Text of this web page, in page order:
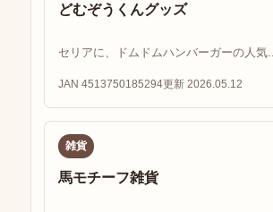
どむぞうくんグッズ
セリアに、ドムドムハンバーガーの人気...
JAN 4513750185294更新 2026.05.12
雑貨
馬モチーフ雑貨